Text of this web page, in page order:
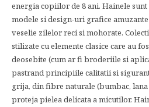
energia copiilor de 8 ani. Hainele
modele si design-uri grafice
veselie zilelor reci si mohorate.
stilizate cu elemente clasice care au
deosebite (cum ar fi broderiile si
pastrand principiile calitatii si
grija, din fibre naturale (bumbac,
proteja pielea delicata a micutilor.